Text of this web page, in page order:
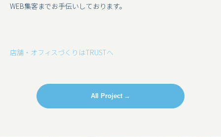
WEB集客までお手伝いしております。
店舗・オフィスづくりはTRUSTへ
All Project →